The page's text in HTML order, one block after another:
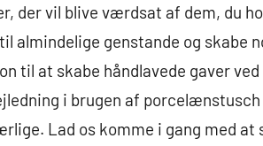
der vil blive værdsat af dem, du
almindelige genstande og skabe
til at skabe håndlavede gaver
i brugen af
Lad os komme i gang med at